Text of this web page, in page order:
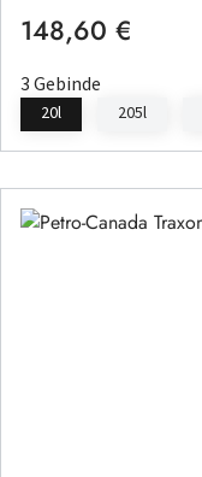
Regulärer Preis:
148,60 €
3 Gebinde
20l 205l